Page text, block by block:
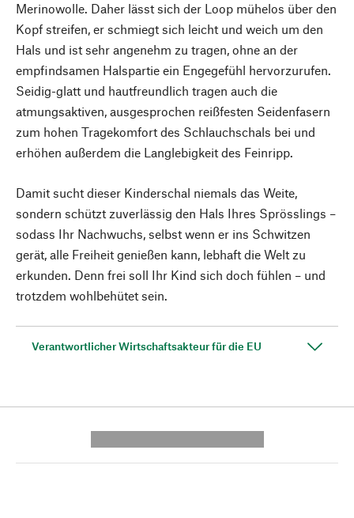
Merinowolle. Daher lässt sich der Loop mühelos über den
Kopf streifen, er schmiegt sich leicht und weich um den
Hals und ist sehr angenehm zu tragen, ohne an der
empfindsamen Halspartie ein Engegefühl hervorzurufen.
Seidig-glatt und hautfreundlich tragen auch die
atmungsaktiven, ausgesprochen reißfesten Seidenfasern
zum hohen Tragekomfort des Schlauchschals bei und
erhöhen außerdem die Langlebigkeit des Feinripp.
Damit sucht dieser Kinderschal niemals das Weite,
sondern schützt zuverlässig den Hals Ihres Sprösslings –
sodass Ihr Nachwuchs, selbst wenn er ins Schwitzen
gerät, alle Freiheit genießen kann, lebhaft die Welt zu
erkunden. Denn frei soll Ihr Kind sich doch fühlen – und
trotzdem wohlbehütet sein.
Verantwortlicher Wirtschaftsakteur für die EU